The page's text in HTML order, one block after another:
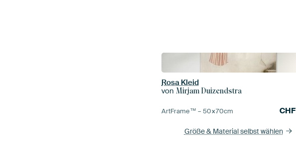
Rosa Kleid
vonMirjam Duizendstra
ArtFrame™ –50×70cm CHF
Größe & Material selbst wählen